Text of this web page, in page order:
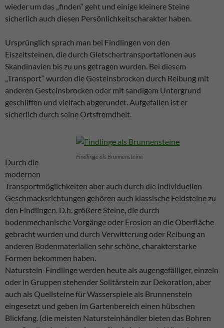
wieder um das „finden“ geht und einige kleinere Steine
sicherlich auch diesen Persönlichkeitscharakter haben.
Ursprünglich sprach man bei Findlingen von den
Eiszeitsteinen, die durch Gletschertransportationen aus
Skandinavien bis zu uns getragen wurden. Bei diesem
„Transport“ wurden die Gesteinsbrocken durch Reibung mit
anderen Gesteinsbrocken oder mit sandigem Untergrund
geschliffen und vielfach abgerundet. Aufgefallen ist er
sicherlich durch seine Ortsfremdheit.
Findlinge als Brunnensteine
Durch die
modernen
Transportmöglichkeiten aber auch durch die individuellen
Geschmacksrichtungen gehören auch klassische Feldsteine zu
den Findlingen. D.h. größere Steine, die durch
bodenmechanische Vorgänge oder Erosion an die Oberfläche
gebracht wurden und durch Verwitterung oder Reibung an
anderen Bodenmaterialien sehr schöne, charakterstarke
Formen bekommen haben.
Naturstein-Findlinge werden heute als augengefälliger, einzeln
oder in Gruppen stehender Solitärstein zur Dekoration, aber
auch als Quellsteine für Wasserspiele als Brunnenstein
eingesetzt und geben im Gartenbereich einen hübschen
Blickfang. (die meisten Natursteinhändler bieten das Bohren